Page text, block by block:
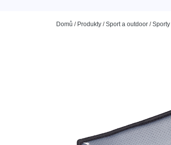
Domů / Produkty /Sport a outdoor /Sporty